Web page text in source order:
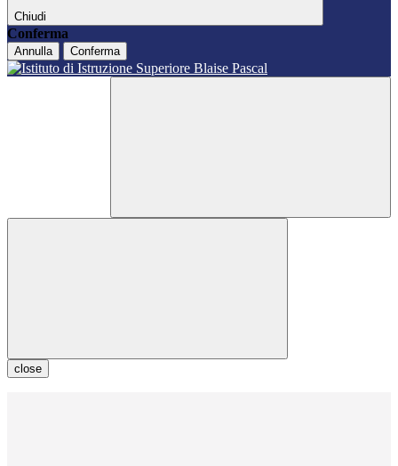
Chiudi
Conferma
Annulla Conferma
close